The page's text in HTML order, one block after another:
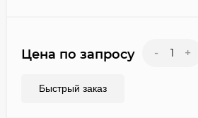
Цена по запросу - +
Быстрый заказ